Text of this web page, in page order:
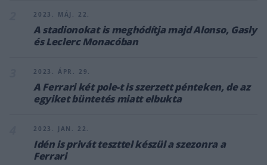
2023. MÁJ. 22.
A stadionokat is meghódítja majd Alonso, Gasly
és Leclerc Monacóban
2023. ÁPR. 29.
A Ferrari két pole-t is szerzett pénteken, de az
egyiket büntetés miatt elbukta
2023. JAN. 22.
Idén is privát teszttel készül a szezonra a
Ferrari